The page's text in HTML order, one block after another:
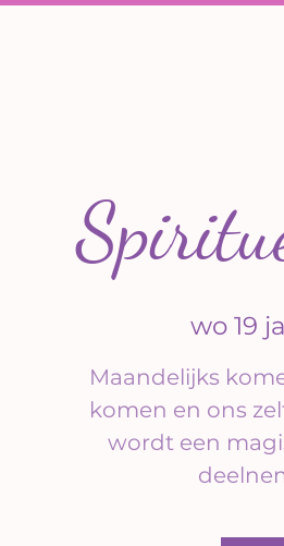
wo 19
Maandelijks
komen en ons
wordt een